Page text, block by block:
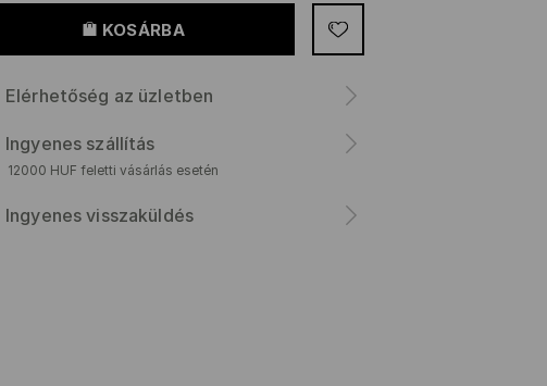
KOSÁRBA
Elérhetőség az üzletben
Ingyenes szállítás
12000 HUF feletti vásárlás esetén
Ingyenes visszaküldés